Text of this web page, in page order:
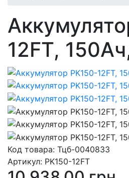
12FT,
Код товара: Тцб-0040833
Артикул: PK150-12FT